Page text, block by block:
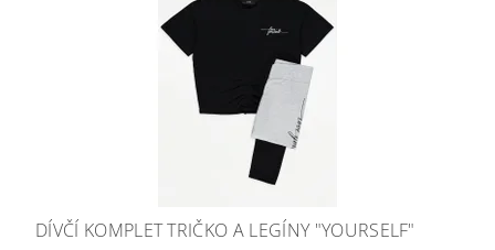
DÍVČÍ KOMPLET TRIČKO A LEGÍNY "YOURSELF"